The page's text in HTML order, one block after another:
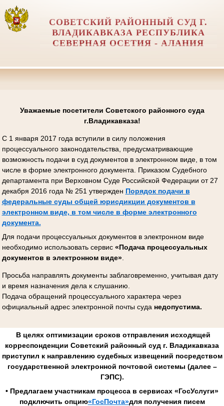
СОВЕТСКИЙ РАЙОННЫЙ СУД Г.
ВЛАДИКАВКАЗА РЕСПУБЛИКА
СЕВЕРНАЯ ОСЕТИЯ - АЛАНИЯ
Уважаемые посетители Советского районного суда
г.Владикавказа!
С 1 января 2017 года вступили в силу положения
процессуального законодательства, предусматривающие
возможность подачи в суд документов в электронном виде, в том
числе в форме электронного документа. Приказом Судебного
департамента при Верховном Суде Российской Федерации от 27
декабря 2016 года № 251 утвержден Порядок подачи в
федеральные суды общей юрисдикции документов в
электронном виде, в том числе в форме электронного
документа.
Для подачи процессуальных документов в электронном виде
необходимо использовать сервис «Подача процессуальных
документов в электронном виде».
Просьба направлять документы заблаговременно, учитывая дату
и время назначения дела к слушанию.
Подача обращений процессуального характера через
официальный адрес электронной почты суда недопустима.
В целях оптимизации сроков отправления исходящей
корреспонденции Советский районный суд г. Владикавказа
приступил к направлению судебных извещений посредством
государственной электронной почтовой системы (далее –
ГЭПС).
• Предлагаем участникам процесса в сервисах «ГосУслуги»
подключить опцию«ГосПочта»для получения писем